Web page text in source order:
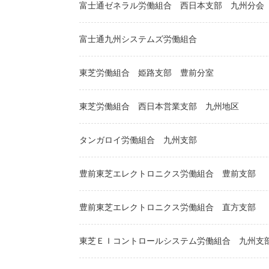
富士通ゼネラル労働組合 西日本支部 九州分会
富士通九州システムズ労働組合
東芝労働組合 姫路支部 豊前分室
東芝労働組合 西日本営業支部 九州地区
タンガロイ労働組合 九州支部
豊前東芝エレクトロニクス労働組合 豊前支部
豊前東芝エレクトロニクス労働組合 直方支部
東芝ＥＩコントロールシステム労働組合 九州支